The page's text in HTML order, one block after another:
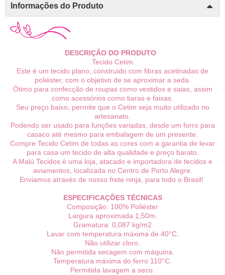
Informações do Produto
DESCRIÇÃO DO PRODUTO
Tecido Cetim
Este é um tecido plano, construido com fibras acetinadas de
poliéster, com o objetivo de se aproximar a seda.
Ótimo para confecção de roupas como vestidos e saias, assim
como acessórios como tiaras e faixas.
Seu preço baixo, permite que o Cetim seja muito utilizado no
artesanato.
Podendo ser usado para funções variadas, desde um forro para
casaco até mesmo para embalagem de um presente.
Compre Tecido Cetim de todas as cores com a garantia de levar
para casa um tecido de alta qualidade e preço barato.
A Malú Tecidos é uma loja, atacado e importadora de tecidos e
aviamentos, localizada no Centro de Porto Alegre.
Enviamos através de nosso frete ninja, para todo o Brasil!
ESPECIFICAÇÕES TÉCNICAS
Composição: 100% Poliéster
Largura aproximada 1,50m.
Gramatura: 0,087 kg/m2
Lavar com temperatura máxima de 40°C.
Não utilizar cloro.
Não permitida secagem com máquina.
Temperatura máxima do ferro 110°C.
Permitida lavagem a seco.